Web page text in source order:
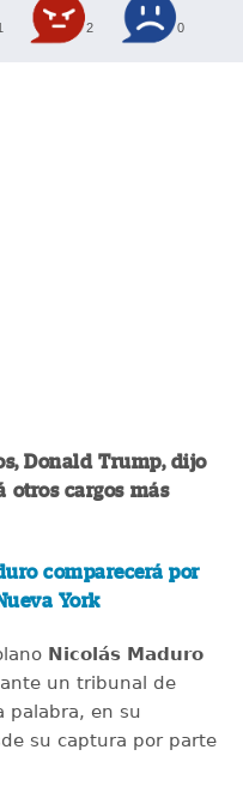
2 0
Donald Trump, dijo
otros cargos más
comparecerá por
York
Nicolás Maduro
un tribunal de
palabra, en su
su captura por parte